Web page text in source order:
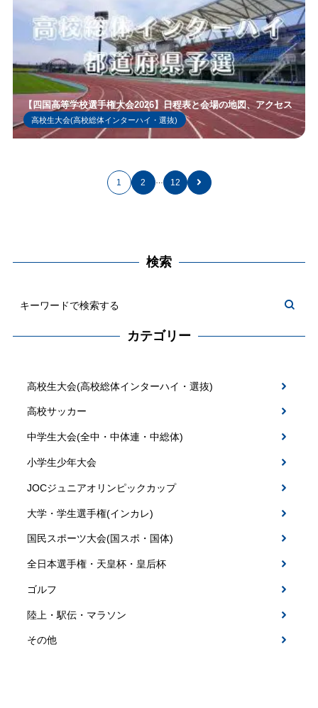
【四国高等学校選手権大会2026】日程表と会場の地図、アクセス
高校生大会(高校総体インターハイ・選抜)
1 2 … 12
検索
カテゴリー
高校生大会(高校総体インターハイ・選抜)
高校サッカー
中学生大会(全中・中体連・中総体)
小学生少年大会
JOCジュニアオリンピックカップ
大学・学生選手権(インカレ)
国民スポーツ大会(国スポ・国体)
全日本選手権・天皇杯・皇后杯
ゴルフ
陸上・駅伝・マラソン
その他